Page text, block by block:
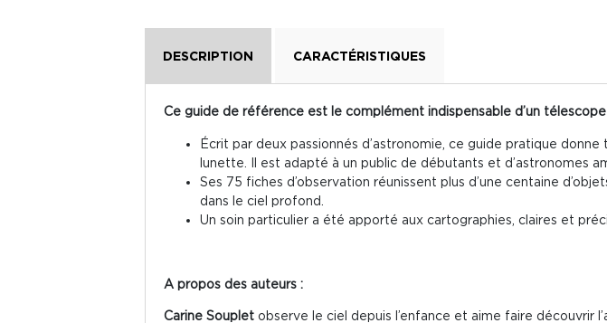
DESCRIPTION CARACTÉRISTIQUES
Ce guide de référence est le complément indispensable d’un
Écrit par deux passionnés d’astronomie, ce guide pratique
lunette. Il est adapté à un public de débutants et d’astronomes
Ses 75 fiches d’observation réunissent plus d’une centaine
dans le ciel profond.
Un soin particulier a été apporté aux cartographies, claires et
A propos des auteurs :
Carine Souplet observe le ciel depuis l’enfance et aime faire découvrir